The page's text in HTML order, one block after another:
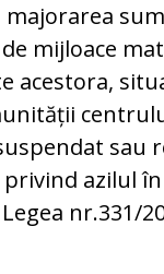
mijloace
acestora,
sau
azilul
nr.331/